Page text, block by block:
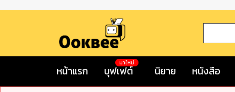
หน้าแรก บุฟเฟต์
มาใหม่
นิยาย หนังสือ